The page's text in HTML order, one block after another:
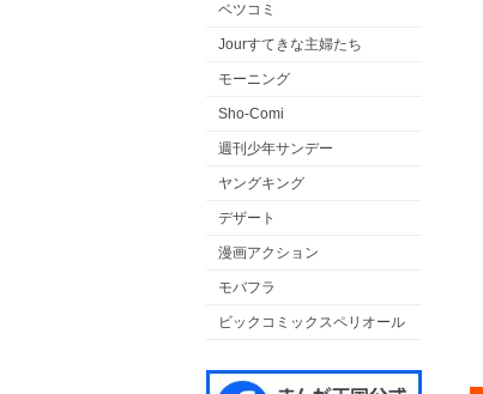
ベツコミ
Jourすてきな主婦たち
モーニング
Sho-Comi
週刊少年サンデー
ヤングキング
デザート
漫画アクション
モバフラ
ビックコミックスペリオール